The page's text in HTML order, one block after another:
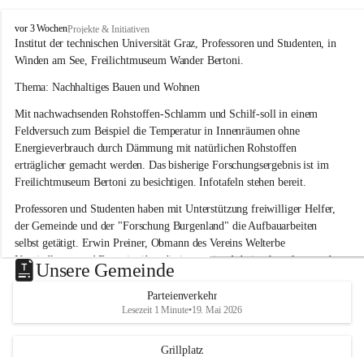
W
i
n
e
a
m
S
e
e
vor 3 WochenProjekte & Initiativen
Institut der technischen Universität Graz, Professoren und Studenten, in
Winden am See, Freilichtmuseum Wander Bertoni.
Thema: Nachhaltiges Bauen und Wohnen
Mit nachwachsenden Rohstoffen-Schlamm und Schilf-soll in einem
Feldversuch zum Beispiel die Temperatur in Innenräumen ohne
Energieverbrauch durch Dämmung mit natürlichen Rohstoffen
erträglicher gemacht werden. Das bisherige Forschungsergebnis ist im
Freilichtmuseum Bertoni zu besichtigen. Infotafeln stehen bereit.
Professoren und Studenten haben mit Unterstützung freiwilliger Helfer,
der Gemeinde und der "Forschung Burgenland" die Aufbauarbeiten
selbst getätigt. Erwin Preiner, Obmann des Vereins Welterbe
Neusiedlersee und Bgm. ist über die innovative Arbeit sehr erfreut und
hofft auf baldige praktische Anwendung der Forschungsergebnisse.
Gerade in Zeiten des Klimawandels ist jede technologische Innovation
wichtig!
Unsere Gemeinde
Parteienverkehr
Lesezeit 1 Minute•19. Mai 2026
Grillplatz